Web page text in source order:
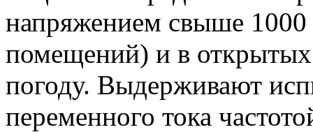
напряжением свыше
помещений) и в открытых
погоду. Выдерживают
переменного тока